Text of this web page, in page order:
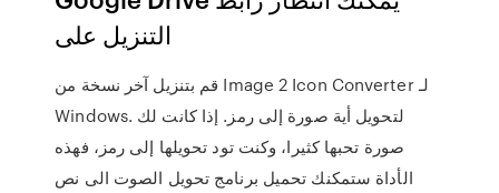
التنزيل على
قم بتنزيل آخر نسخة من Image 2 Icon Converter لـ
Windows. لتحويل أية صورة إلى رمز. إذا كانت لك
صورة تحبها كثيرا، وكنت تود تحويلها إلى رمز، فهذه
الأداة ستمكنك تحميل برنامج تحويل الصوت الى نص